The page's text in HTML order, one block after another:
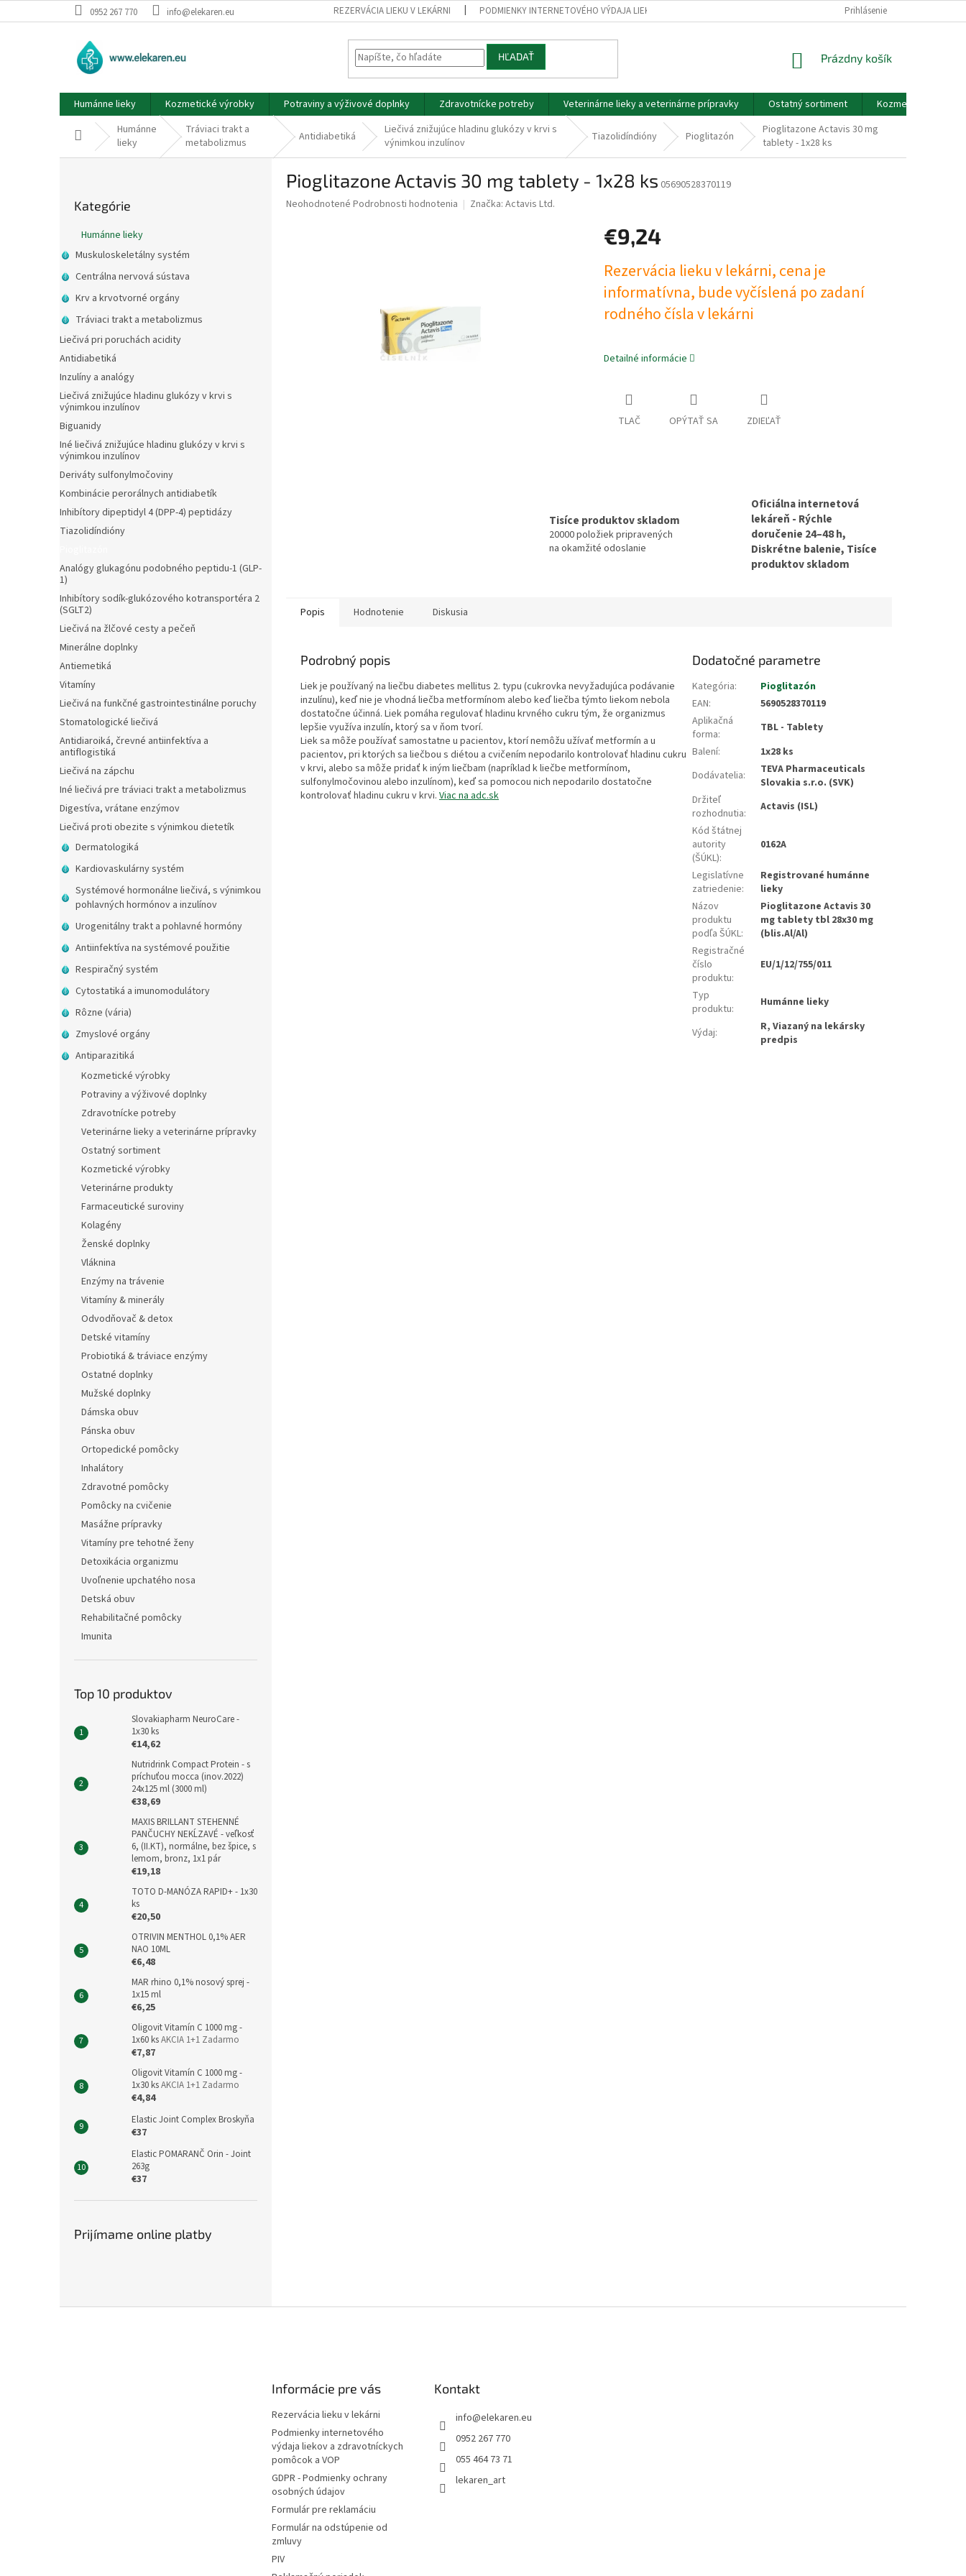
na
0952 267 770 info@elekaren.eu REZERVÁCIA LIEKU V LEKÁRNI PODMIENKY INTERNETOVÉHO VÝDAJA LIEKOV A ZDRAVOTNÍCKYCH POMÔCOK A VOP GDPR - PODMIENKY
Prihlásenie
HĽADAŤ
NÁKUPNÝ
Prázdny košík
Humánne lieky Kozmetické výrobky Potraviny a výživové doplnky Zdravotnícke potreby Veterinárne lieky a veterinárne prípravky Ostatný sortiment Kozmetické výrobky
DomovHumánne
lieky
Tráviaci trakt a
metabolizmus
Antidiabetiká
Liečivá znižujúce hladinu glukózy v krvi s
výnimkou inzulínov
Tiazolidíndióny Pioglitazón
Pioglitazone Actavis 30 mg
tablety - 1x28 ks
a
n
e
l
kategórie
Kategórie
Humánne lieky
Muskuloskeletálny systém
Centrálna nervová sústava
Krv a krvotvorné orgány
Tráviaci trakt a metabolizmus
Liečivá pri poruchách acidity
Antidiabetiká
Inzulíny a analógy
Liečivá znižujúce hladinu glukózy v krvi s
výnimkou inzulínov
Biguanidy
Iné liečivá znižujúce hladinu glukózy v krvi s
výnimkou inzulínov
Deriváty sulfonylmočoviny
Kombinácie perorálnych antidiabetík
Inhibítory dipeptidyl 4 (DPP-4) peptidázy
Tiazolidíndióny
Analógy glukagónu podobného peptidu-1 (GLP-
1)
Inhibítory sodík-glukózového kotransportéra 2
(SGLT2)
Liečivá na žlčové cesty a pečeň
Minerálne doplnky
Antiemetiká
Vitamíny
Liečivá na funkčné gastrointestinálne poruchy
Stomatologické liečivá
Antidiaroiká, črevné antiinfektíva a
antiflogistiká
Liečivá na zápchu
Iné liečivá pre tráviaci trakt a metabolizmus
Digestíva, vrátane enzýmov
Liečivá proti obezite s výnimkou dietetík
Dermatologiká
Kardiovaskulárny systém
Systémové hormonálne liečivá, s výnimkou
pohlavných hormónov a inzulínov
Urogenitálny trakt a pohlavné hormóny
Antiinfektíva na systémové použitie
Respiračný systém
Cytostatiká a imunomodulátory
Rôzne (vária)
Zmyslové orgány
Antiparazitiká
Kozmetické výrobky
Potraviny a výživové doplnky
Zdravotnícke potreby
Veterinárne lieky a veterinárne prípravky
Ostatný sortiment
Kozmetické výrobky
Veterinárne produkty
Farmaceutické suroviny
Kolagény
Ženské doplnky
Vláknina
Enzýmy na trávenie
Vitamíny & minerály
Odvodňovač & detox
Detské vitamíny
Probiotiká & tráviace enzýmy
Ostatné doplnky
Mužské doplnky
Dámska obuv
Pánska obuv
Ortopedické pomôcky
Inhalátory
Zdravotné pomôcky
Pomôcky na cvičenie
Masážne prípravky
Vitamíny pre tehotné ženy
Detoxikácia organizmu
Uvoľnenie upchatého nosa
Detská obuv
Rehabilitačné pomôcky
Imunita
Top 10 produktov
Slovakiapharm NeuroCare -
1x30 ks
€14,62
Nutridrink Compact Protein - s
príchuťou mocca (inov.2022)
24x125 ml (3000 ml)
€38,69
MAXIS BRILLANT STEHENNÉ
PANČUCHY NEKĹZAVÉ - veľkosť
6, (II.KT), normálne, bez špice, s
lemom, bronz, 1x1 pár
€19,18
TOTO D-MANÓZA RAPID+ - 1x30
ks
€20,50
OTRIVIN MENTHOL 0,1% AER
NAO 10ML
€6,48
MAR rhino 0,1% nosový sprej -
1x15 ml
€6,25
Oligovit Vitamín C 1000 mg -
1x60 ksAKCIA 1+1 Zadarmo
€7,87
Oligovit Vitamín C 1000 mg -
1x30 ksAKCIA 1+1 Zadarmo
€4,84
Elastic Joint Complex Broskyňa
€37
Elastic POMARANČ Orin - Joint
263g
€37
Prijímame online platby
Pioglitazone Actavis 30 mg tablety - 1x28 ks 05690528370119
Priemerné
Neohodnotené Podrobnosti hodnotenia Značka: Actavis Ltd.
€9,24
cena:
Rezervácia lieku v lekárni, cena je
informatívna, bude vyčíslená po zadaní
rodného čísla v lekárni
Detailné informácie
TLAČ OPÝTAŤ SA ZDIEĽAŤ
Tisíce produktov skladom
20000 položiek pripravených
na okamžité odoslanie
Oficiálna internetová
lekáreň - Rýchle
doručenie 24–48 h,
Diskrétne balenie, Tisíce
produktov skladom
Popis Hodnotenie Diskusia
Podrobný popis
Liek je používaný na liečbu diabetes mellitus 2. typu (cukrovka nevyžadujúca podávanie
inzulínu), keď nie je vhodná liečba metformínom alebo keď liečba týmto liekom nebola
dostatočne účinná. Liek pomáha regulovať hladinu krvného cukru tým, že organizmus
lepšie využíva inzulín, ktorý sa v ňom tvorí.
Liek sa môže používať samostatne u pacientov, ktorí nemôžu užívať metformín a u
pacientov, pri ktorých sa liečbou s diétou a cvičením nepodarilo kontrolovať hladinu cukru
v krvi, alebo sa môže pridať k iným liečbam (napríklad k liečbe metformínom,
sulfonylmočovinou alebo inzulínom), keď sa pomocou nich nepodarilo dostatočne
kontrolovať hladinu cukru v krvi. Viac na adc.sk
Dodatočné parametre
Kategória:
Pioglitazón
EAN:
5690528370119
Aplikačná
forma:
TBL - Tablety
Balení:
1x28 ks
Dodávatelia:
TEVA Pharmaceuticals
Slovakia s.r.o. (SVK)
Držiteľ
rozhodnutia:
Actavis (ISL)
Kód štátnej
autority
(ŠÚKL):
0162A
Legislatívne
zatriedenie:
Registrované humánne
lieky
Názov
produktu
podľa ŠÚKL:
Pioglitazone Actavis 30
mg tablety tbl 28x30 mg
(blis.Al/Al)
Registračné
číslo
produktu:
EU/1/12/755/011
Typ
produktu: Humánne lieky
Výdaj:
R, Viazaný na lekársky
predpis
Informácie pre vás
Rezervácia lieku v lekárni
Podmienky internetového
výdaja liekov a zdravotníckych
pomôcok a VOP
GDPR - Podmienky ochrany
osobných údajov
Formulár pre reklamáciu
Formulár na odstúpenie od
zmluvy
PIV
Kontakt
info@elekaren.eu
0952 267 770
055 464 73 71
lekaren_art